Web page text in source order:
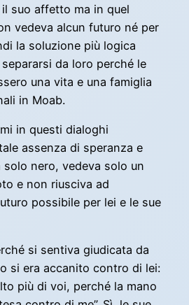
suo affetto ma in quel
vedeva alcun futuro né per
la soluzione più logica
da loro perché le
una vita e una famiglia
in Moab.
in questi dialoghi
assenza di speranza e
solo nero, vedeva solo un
e non riusciva ad
possibile per lei e le sue
si sentiva giudicata da
si era accanito contro di lei:
più di voi, perché la mano